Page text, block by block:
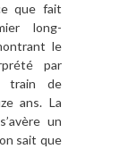
que fait
long-
le
par
train de
ans. La
un
sait que